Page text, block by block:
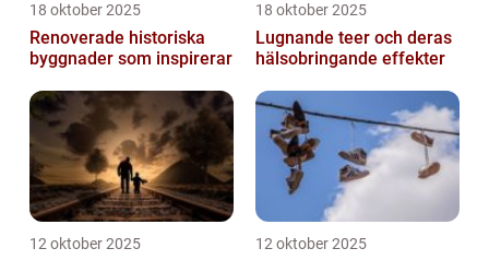
18 oktober 2025
Renoverade historiska
byggnader som inspirerar
18 oktober 2025
Lugnande teer och deras
hälsobringande effekter
12 oktober 2025 12 oktober 2025